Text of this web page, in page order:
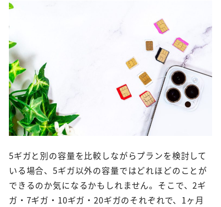
5ギガと別の容量を比較しながらプランを検討して
いる場合、5ギガ以外の容量ではどれほどのことが
できるのか気になるかもしれません。そこで、2ギ
ガ・7ギガ・10ギガ・20ギガのそれぞれで、1ヶ月